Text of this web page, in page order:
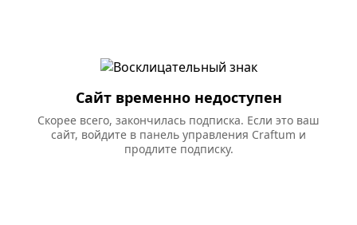
Сайт временно недоступен
Скорее всего, закончилась подписка. Если это ваш
сайт, войдите в панель управления Craftum и
продлите подписку.